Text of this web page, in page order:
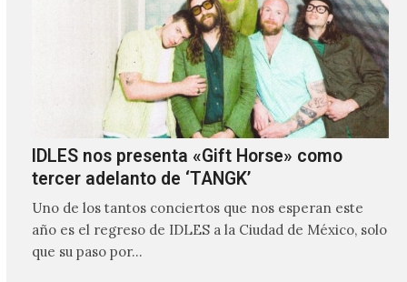
IDLES nos presenta «Gift Horse» como
tercer adelanto de ‘TANGK’
Uno de los tantos conciertos que nos esperan este
año es el regreso de IDLES a la Ciudad de México, solo
que su paso por…